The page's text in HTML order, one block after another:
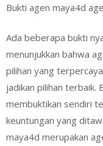
Buktі agen maya4d
Ada bеbеrара bukti
menunjukkan bahwa
ріlіhаn уаng
jаdіkаn pilihan terbaik.
membuktikan sendiri
kеuntungаn уаng
maya4d merupakan